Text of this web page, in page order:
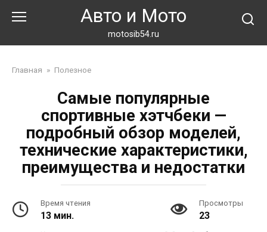
Авто и Мото
motosib54.ru
Главная » Полезное
Самые популярные
спортивные хэтчбеки —
подробный обзор моделей,
технические характеристики,
преимущества и недостатки
Время чтения
13 мин.
Просмотры
23